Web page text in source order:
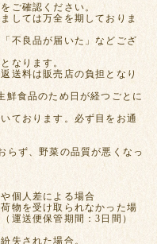
ご確認ください。
しては万全を期しておりま
不良品が届いた」などござ
なります。
送料は販売店の負担となり
食品のため日が経つごとに
ております。必ず目をお通
らず、野菜の品質が悪くなっ
個人差による場合
物を受け取られなかった場
運送便保管期間：3日間）
失された場合。